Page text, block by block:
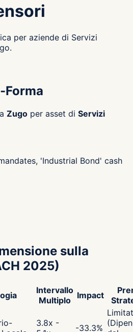
per aziende di Servizi
Forma
Zugo per asset di Servizi
'Industrial Bond' cash
sulla
2025)
Intervallo
Multiplo
Impact
3.8x -
-33.3%